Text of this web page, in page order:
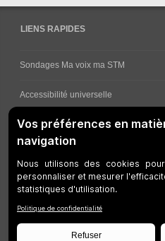
LIENS RAPIDES
Sondages Ma voix ma STM
Accessibilité universelle
Comment obtenir vos horaires de bus
Travaux en cours
Gestion des témoins